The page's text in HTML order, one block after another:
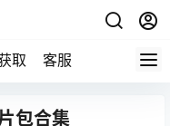
取 客服
包合集